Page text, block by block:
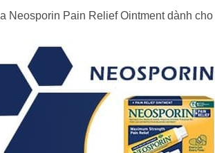
Neosporin Pain Relief Ointment dành